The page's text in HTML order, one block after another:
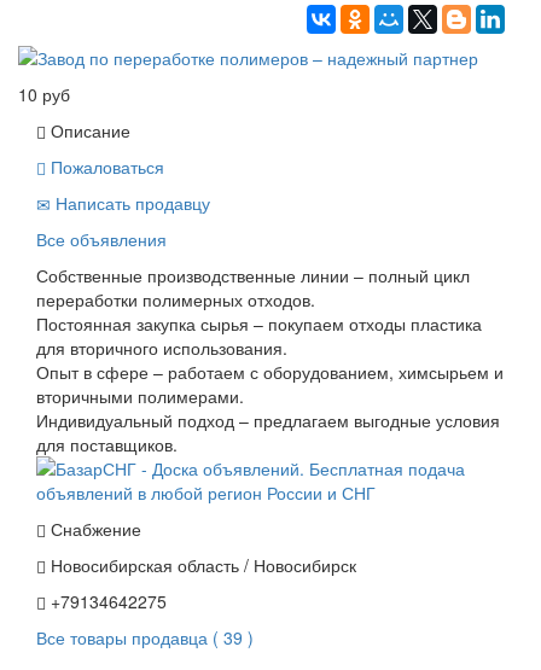
10 руб
Описание
Пожаловаться
Написать продавцу
Все объявления
Собственные производственные линии – полный цикл
переработки полимерных отходов.
Постоянная закупка сырья – покупаем отходы пластика
для вторичного использования.
Опыт в сфере – работаем с оборудованием, химсырьем и
вторичными полимерами.
Индивидуальный подход – предлагаем выгодные условия
для поставщиков.
Снабжение
Новосибирская область / Новосибирск
+79134642275
Все товары продавца ( 39 )